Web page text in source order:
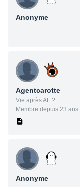
Anonyme
Agentcarotte
Vie après AF ?
Membre depuis 23 ans
Anonyme